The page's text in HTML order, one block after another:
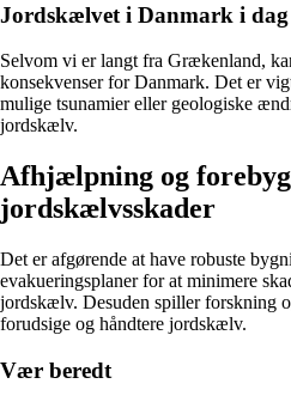
Jordskælvet i Danmark i dag
Selvom vi er langt fra Grækenland,
konsekvenser for Danmark. Det er
mulige tsunamier eller geologiske
jordskælv.
Afhjælpning og
jordskælvsskader
Det er afgørende at have robuste
evakueringsplaner for at minimere
jordskælv. Desuden spiller forskning
forudsige og håndtere jordskælv.
Vær beredt